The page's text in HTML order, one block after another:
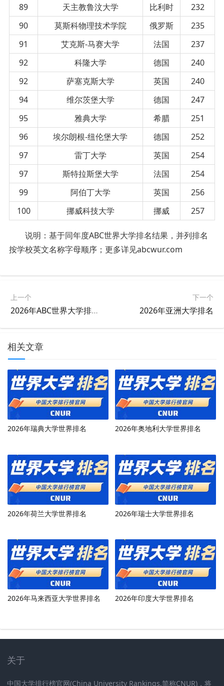
89
天主教鲁汶大学 比利时
232
90
莫斯科物理技术学院 俄罗斯
235
91
艾克斯-马赛大学 法国
237
92
科隆大学 德国
240
92
萨塞克斯大学 英国
240
94
维尔茨堡大学 德国
247
95
雅典大学 希腊
251
96
埃尔朗根-纽伦堡大学 德国
252
97
雷丁大学 英国
254
97
斯特拉斯堡大学 法国
254
99
阿伯丁大学 英国
256
100
挪威科技大学 挪威 257
说明：基于同年度ABC世界大学排名结果，并列排名
按学校英文名称字母顺序；更多详见abcwur.com
上一个
2026年ABC世界大学排名，正式发布
下一个
2026年亚洲大学排名
相关文章
2026年瑞典大学世界排名 2026年奥地利大学世界排名
2026年荷兰大学世界排名 2026年瑞士大学世界排名
2026年马来西亚大学世界排名 2026年印度大学世界排名
关于
中国大学排行榜官网(China University Rankings,简称CNUR)，将